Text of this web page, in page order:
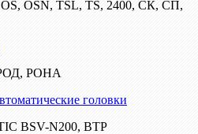
OS, OSN, TSL, TS, 2400, СК, СП,
РОНА
головки
BSV-N200, ВТР